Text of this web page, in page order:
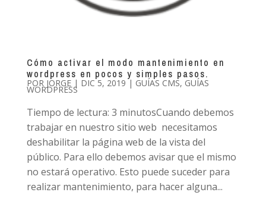
Cómo activar el modo mantenimiento en
wordpress en pocos y simples pasos.
POR JORGE| DIC 5, 2019 | GUÍAS CMS, GUÍAS
WORDPRESS
Tiempo de lectura: 3 minutosCuando debemos
trabajar en nuestro sitio web necesitamos
deshabilitar la página web de la vista del
público. Para ello debemos avisar que el mismo
no estará operativo. Esto puede suceder para
realizar mantenimiento, para hacer alguna...